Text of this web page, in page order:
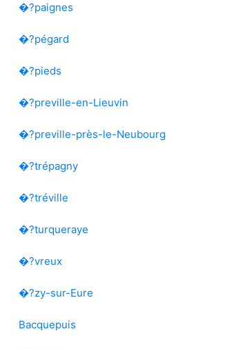
�?paignes
�?pégard
�?pieds
�?preville-en-Lieuvin
�?preville-près-le-Neubourg
�?trépagny
�?tréville
�?turqueraye
�?vreux
�?zy-sur-Eure
Bacquepuis